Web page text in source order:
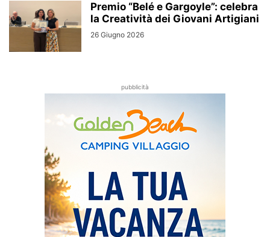
Premio “Belé e Gargoyle”: celebra
la Creatività dei Giovani Artigiani
26 Giugno 2026
pubblicità